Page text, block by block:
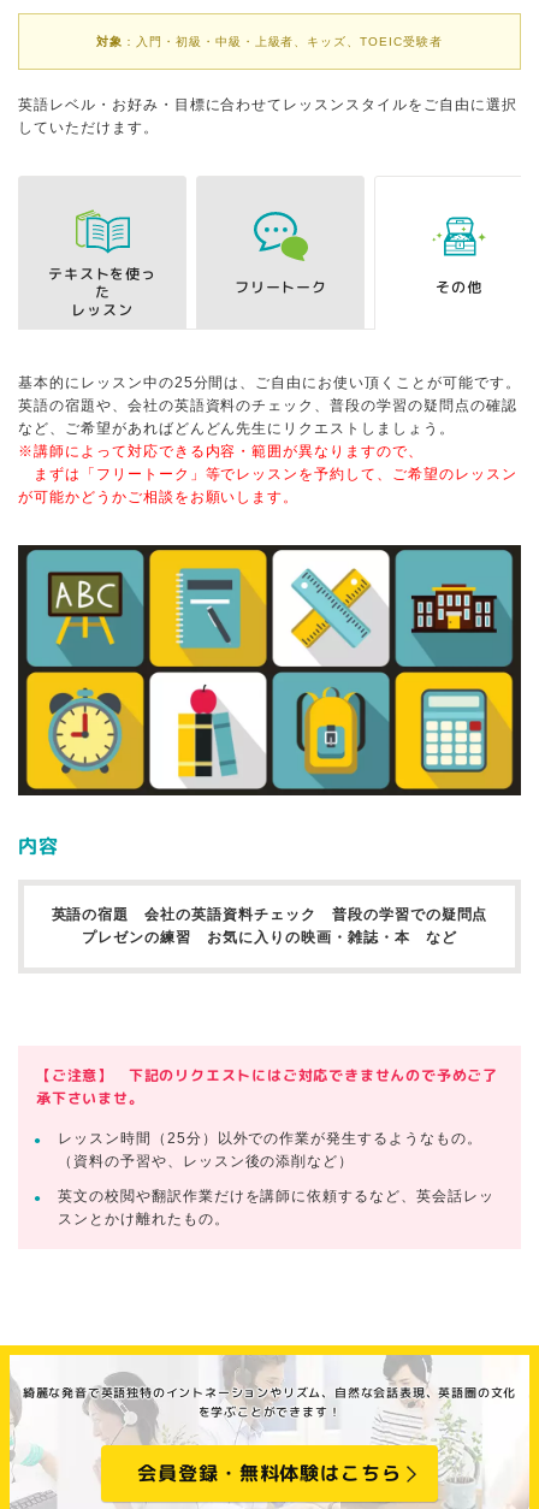
対象 ：入門・初級・中級・上級者、キッズ、TOEIC受験者
英語レベル・お好み・目標に合わせてレッスンスタイルをご自由に選択
していただけます。
テキストを使っ
た
レッスン
フリートーク その他
基本的にレッスン中の25分間は、ご自由にお使い頂くことが可能です。
英語の宿題や、会社の英語資料のチェック、普段の学習の疑問点の確認
など、ご希望があればどんどん先生にリクエストしましょう。
※講師によって対応できる内容・範囲が異なりますので、
まずは「フリートーク」等でレッスンを予約して、ご希望のレッスン
が可能かどうかご相談をお願いします。
内容
英語の宿題 会社の英語資料チェック
普段の学習での疑問点
プレゼンの練習
お気に入りの映画・雑誌・本 など
【ご注意】 下記のリクエストにはご対応できませんので予めご了
承下さいませ。
レッスン時間（25分）以外での作業が発生するようなもの。
（資料の予習や、レッスン後の添削など）
英文の校閲や翻訳作業だけを講師に依頼するなど、英会話レッ
スンとかけ離れたもの。
綺麗な発音で英語独特のイントネーションやリズム、自然な会話表現、英語圏の文化
を学ぶことができます！
会員登録・無料体験はこちら